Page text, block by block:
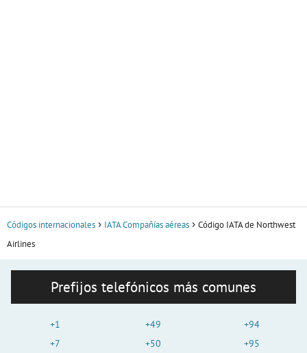
Códigos internacionales IATA Compañías aéreas
Código IATA de Northwest
Airlines
Prefijos telefónicos más comunes
+1
+7
+49
+50
+94
+95